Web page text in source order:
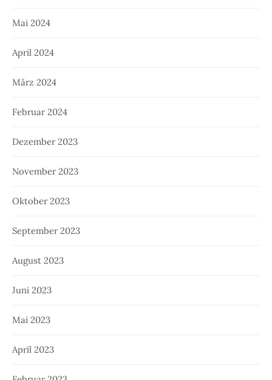
Mai 2024
April 2024
März 2024
Februar 2024
Dezember 2023
November 2023
Oktober 2023
September 2023
August 2023
Juni 2023
Mai 2023
April 2023